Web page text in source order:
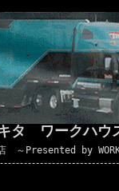
タ ワークハウ
～Presented by